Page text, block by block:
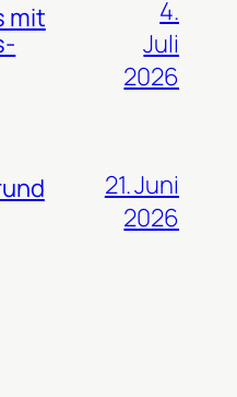
mit
4.
Juli
2026
21. Juni
2026